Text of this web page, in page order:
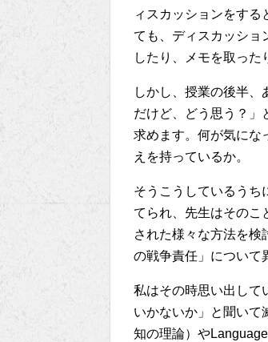
ィスカッションをす
ても、ディスカッショ
したり、メモを取った
しかし、授業の後半
だけど、どう思う？」
求めます。何が気にな
えを持っているか。
そうこうしているうち
てられ、先生はそのこ
された様々な方法を検
の戦争責任」について
私はその時思い出して
いかないか」と聞いて
知の理論）や